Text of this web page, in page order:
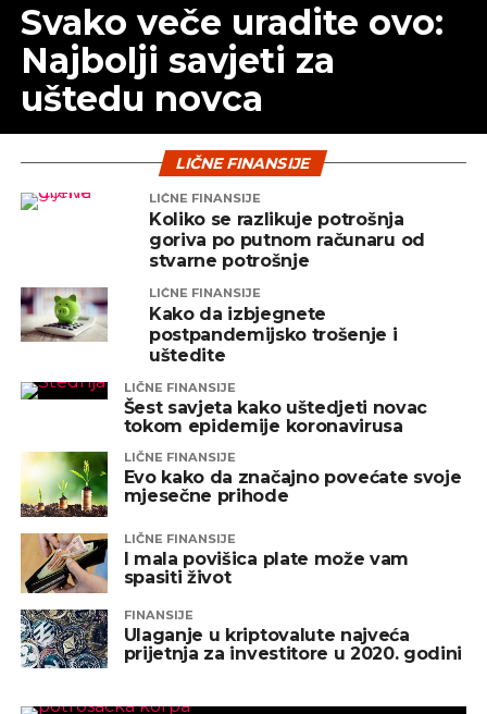
Svako veče uradite ovo:
Najbolji savjeti za
uštedu novca
LIČNE FINANSIJE
LIČNE FINANSIJE
Koliko se razlikuje potrošnja
goriva po putnom računaru od
stvarne potrošnje
LIČNE FINANSIJE
Kako da izbjegnete
postpandemijsko trošenje i
uštedite
LIČNE FINANSIJE
Šest savjeta kako uštedjeti novac
tokom epidemije koronavirusa
LIČNE FINANSIJE
Evo kako da značajno povećate svoje
mjesečne prihode
LIČNE FINANSIJE
I mala povišica plate može vam
spasiti život
FINANSIJE
Ulaganje u kriptovalute najveća
prijetnja za investitore u 2020. godini